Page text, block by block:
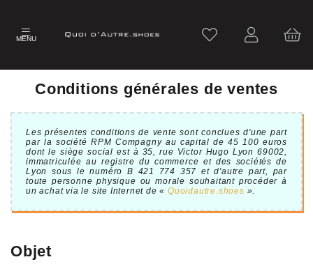
MENU
Conditions générales de ventes
Les présentes conditions de vente sont conclues d'une part
par la société RPM Compagny au capital de 45 100 euros
dont le siège social est à 35, rue Victor Hugo Lyon 69002,
immatriculée au registre du commerce et des sociétés de
Lyon sous le numéro B 421 774 357 et d'autre part, par
toute personne physique ou morale souhaitant procéder à
un achat via le site Internet de «Quoidautre.shoes ».
Objet